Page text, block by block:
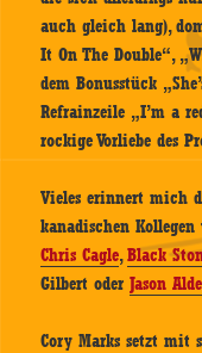
auch gleich lang),
It On The Double“,
dem Bonusstück
Refrainzeile „I’m a
rockige Vorliebe des
Vieles erinnert mich
kanadischen
Chris Cagle,Black
Gilbert oderJason
Cory Marks setzt mit